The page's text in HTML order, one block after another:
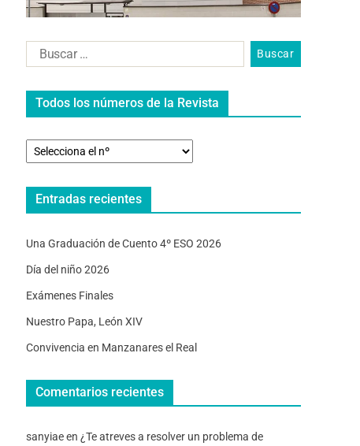
Todos los números de la Revista
Entradas recientes
Una Graduación de Cuento 4º ESO 2026
Día del niño 2026
Exámenes Finales
Nuestro Papa, León XIV
Convivencia en Manzanares el Real
Comentarios recientes
sanyiaeen ¿Te atreves a resolver un problema de